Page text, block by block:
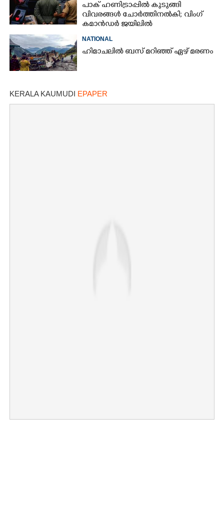
പാക് ഹണിട്രാപ്പിൽ കുടുങ്ങി
വിവരങ്ങൾ ചോർത്തിനൽകി;​ വിംഗ്
കമാൻഡർ ജയിലിൽ
NATIONAL
ഹിമാചലിൽ ബസ് മറിഞ്ഞ് ഏഴ് മരണം
KERALA KAUMUDI EPAPER